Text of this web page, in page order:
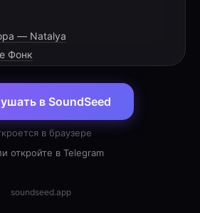
грядки и зной
вместе с тобой. Ели сало с
— Natalya
Фонк
в SoundSeed
в браузере
откройте в Telegram
soundseed.app